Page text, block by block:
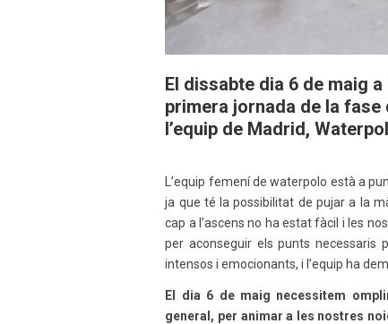
El dissabte dia 6 de maig a
primera jornada de la fase
l’equip de Madrid,
L’equip femení de waterpolo està a
ja que té la possibilitat de pujar a la
cap a l’ascens no ha estat fàcil i les
per aconseguir els punts necessaris
intensos i emocionants, i l’equip ha
El dia 6 de maig necessitem
general, per animar a les nostres